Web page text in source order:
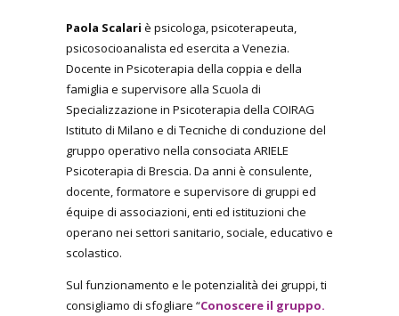
Paola Scalari è psicologa, psicoterapeuta,
psicosocioanalista ed esercita a Venezia.
Docente in Psicoterapia della coppia e della
famiglia e supervisore alla Scuola di
Specializzazione in Psicoterapia della COIRAG
Istituto di Milano e di Tecniche di conduzione del
gruppo operativo nella consociata ARIELE
Psicoterapia di Brescia. Da anni è consulente,
docente, formatore e supervisore di gruppi ed
équipe di associazioni, enti ed istituzioni che
operano nei settori sanitario, sociale, educativo e
scolastico.
Sul funzionamento e le potenzialità dei gruppi, ti
consigliamo di sfogliare “Conoscere il gruppo.